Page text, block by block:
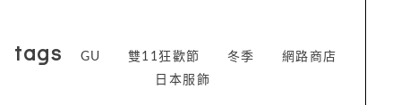
tags GU 雙11狂歡節 冬季
網路商店
日本服飾